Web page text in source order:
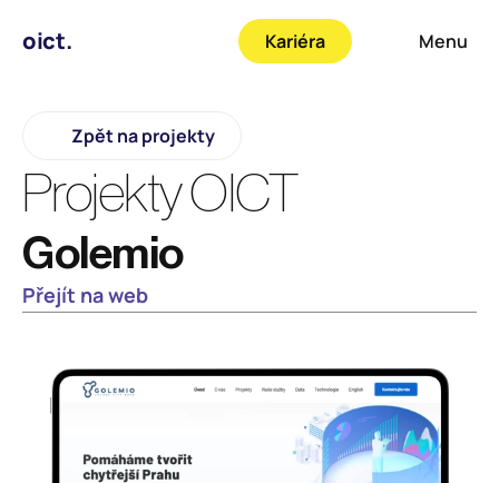
Kariéra Menu
oict.
Zpět na projekty
Projekty OICT
Golemio
Přejít na web